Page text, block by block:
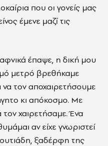
που οι γονείς μας
έμενε μαζί τις
έπαψε, η δική μου
μετρό βρεθήκαμε
να τον αποχαιρετήσουμε
κι απόκοσμο. Με
τον χαιρετήσαμε. Ένα
αν είχε γνωριστεί
ξαδέρφη της